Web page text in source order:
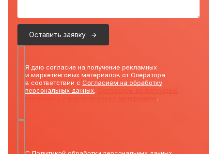
Оставить заявку
Я даю согласие на получение рекламных
и маркетинговых материалов от Оператора
в соответствии с Согласием на обработку
персональных данных,
.